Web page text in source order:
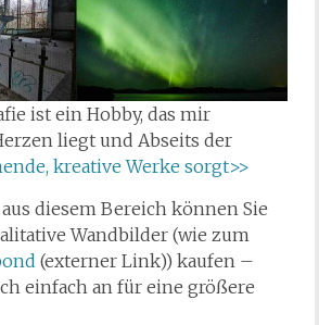
ist ein Hobby, das mir
liegt und Abseits der
kreative Werke sorgt>>
diesem Bereich können Sie
Wandbilder (wie zum
(externer Link)) kaufen –
einfach an für eine größere